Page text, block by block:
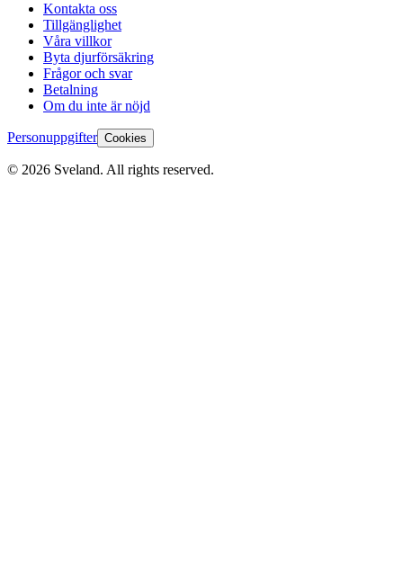
Kontakta oss
Tillgänglighet
Våra villkor
Byta djurförsäkring
Frågor och svar
Betalning
Om du inte är nöjd
Personuppgifter Cookies
© 2026 Sveland. All rights reserved.